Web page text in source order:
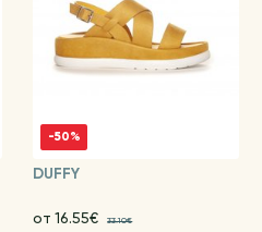
-50%
DUFFY
от 16.55€ 33.10€